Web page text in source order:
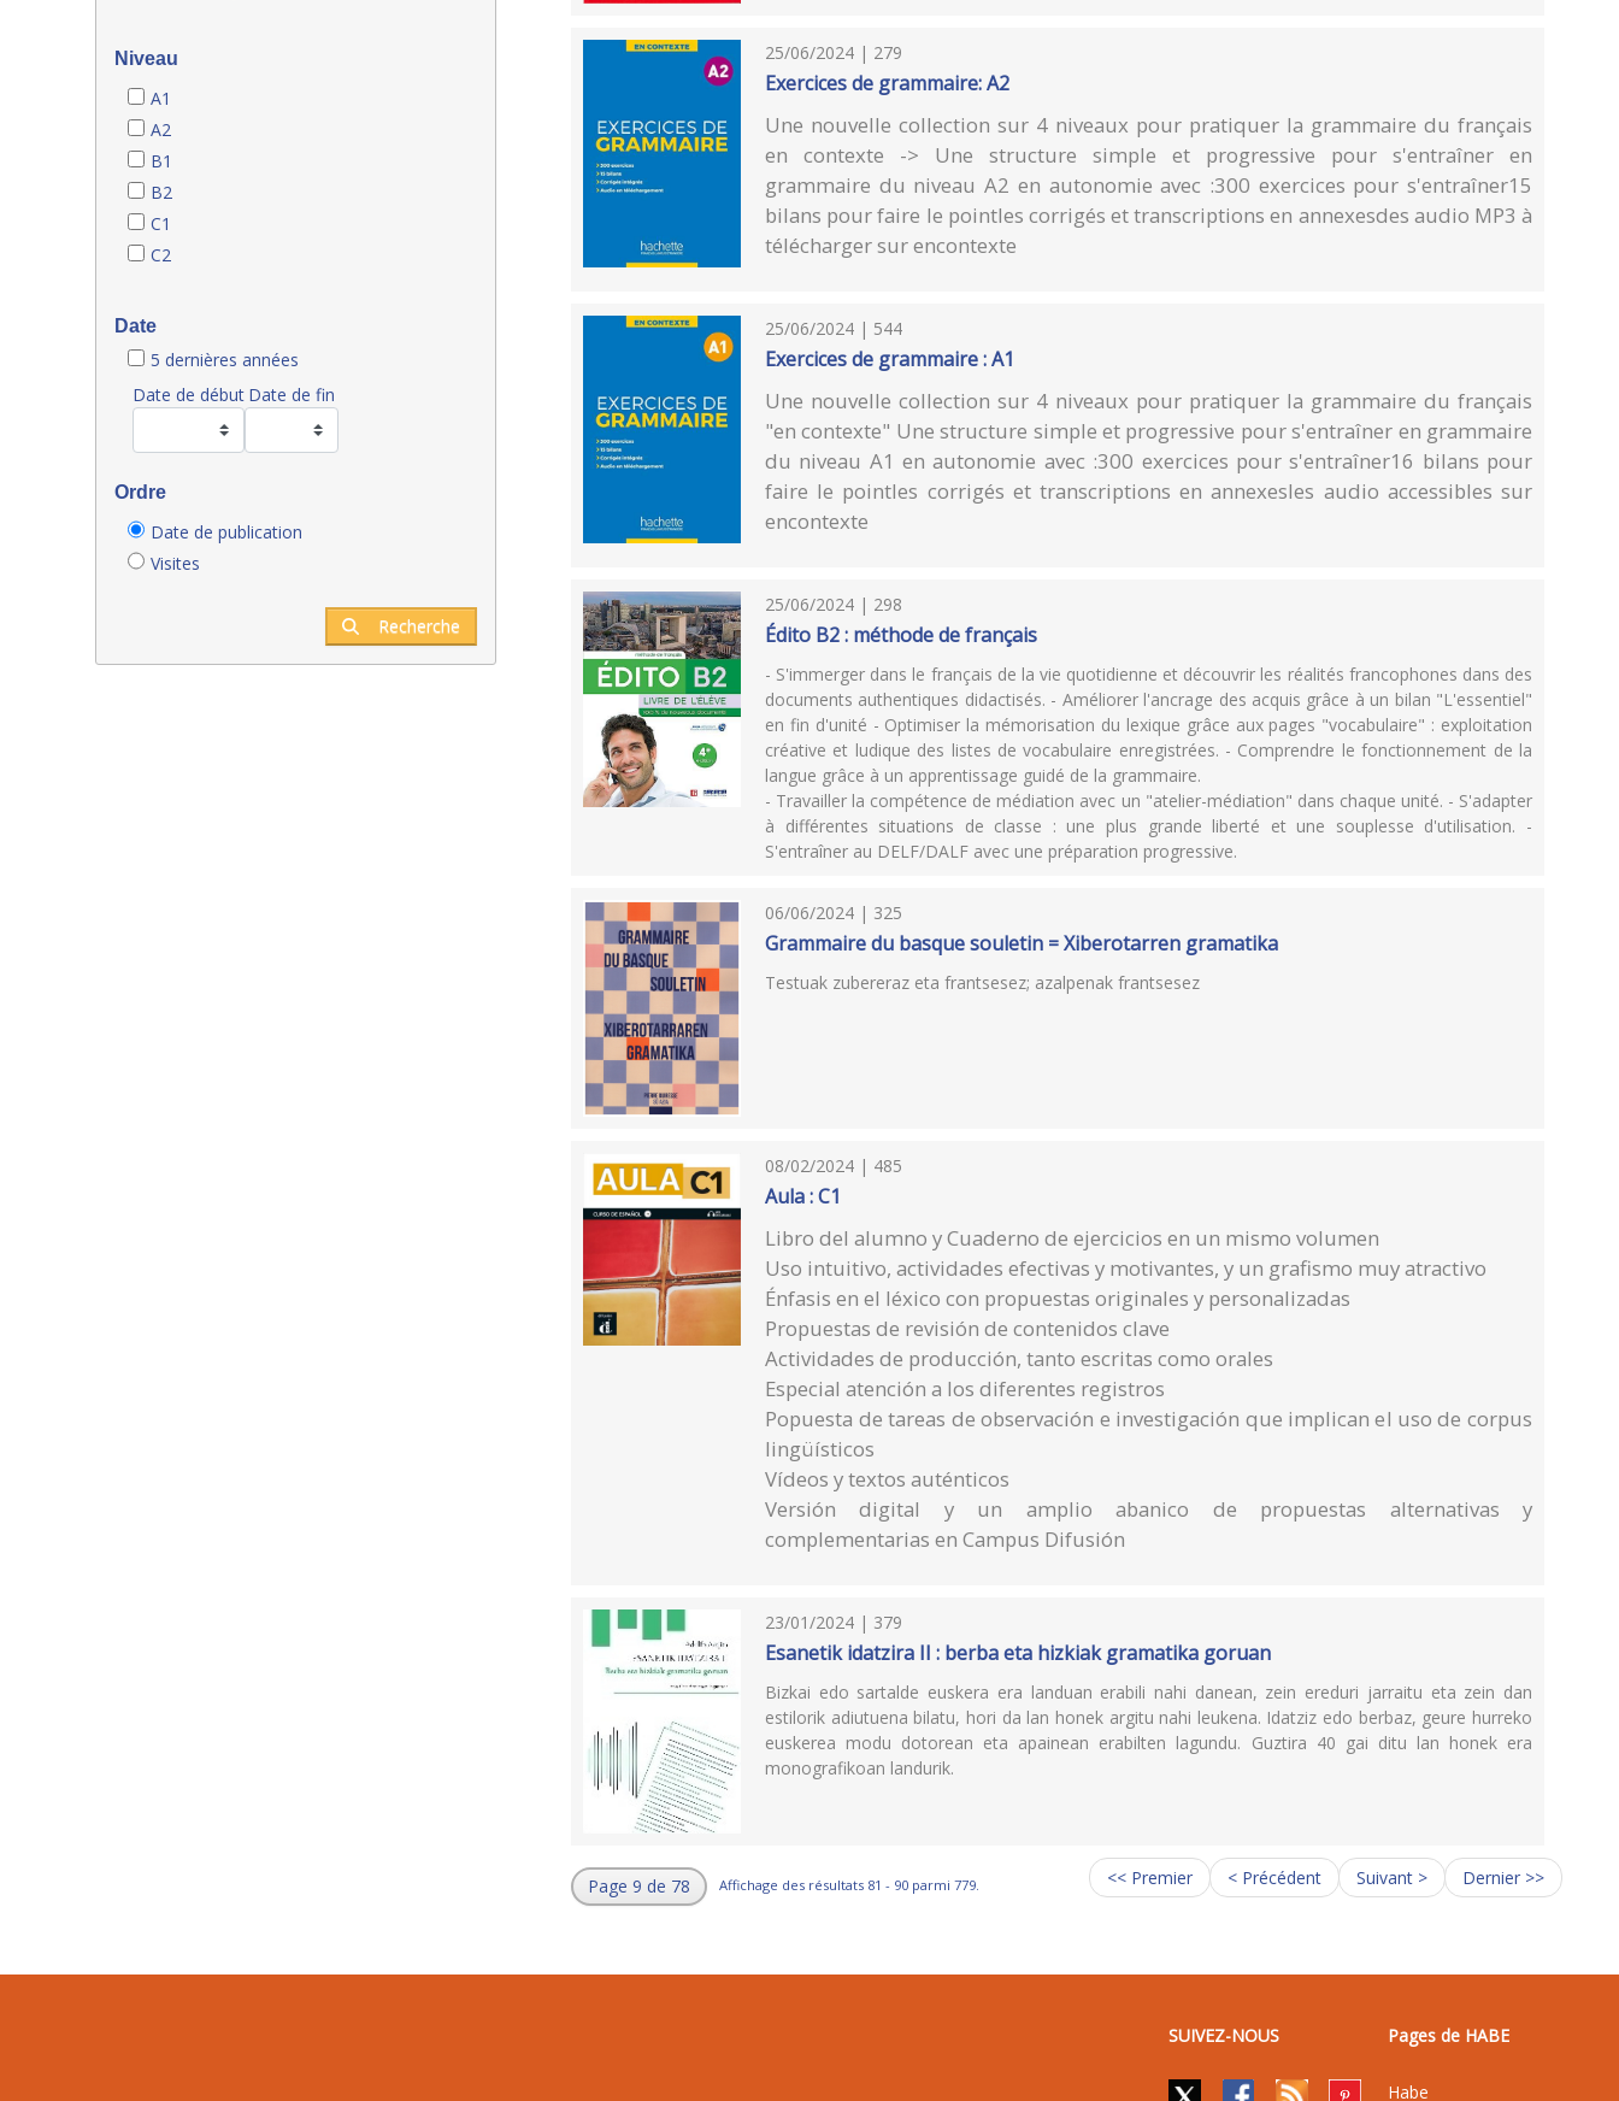
Niveau
A1
A2
B1
B2
C1
C2
Date
5 dernières années
Date de début Date de fin
Ordre
Date de publication
Visites
Recherche
25/06/2024 | 279
Exercices de grammaire: A2
Une nouvelle collection sur 4 niveaux pour pratiquer la grammaire du français
en contexte -> Une structure simple et progressive pour s'entraîner en
grammaire du niveau A2 en autonomie avec :300 exercices pour s'entraîner15
bilans pour faire le pointles corrigés et transcriptions en annexesdes audio MP3 à
télécharger sur encontexte
25/06/2024 | 544
Exercices de grammaire : A1
Une nouvelle collection sur 4 niveaux pour pratiquer la grammaire du français
"en contexte" Une structure simple et progressive pour s'entraîner en grammaire
du niveau A1 en autonomie avec :300 exercices pour s'entraîner16 bilans pour
faire le pointles corrigés et transcriptions en annexesles audio accessibles sur
encontexte
25/06/2024 | 298
Édito B2 : méthode de français
- S'immerger dans le français de la vie quotidienne et découvrir les réalités francophones dans des
documents authentiques didactisés. - Améliorer l'ancrage des acquis grâce à un bilan "L'essentiel"
en fin d'unité - Optimiser la mémorisation du lexique grâce aux pages "vocabulaire" : exploitation
créative et ludique des listes de vocabulaire enregistrées. - Comprendre le fonctionnement de la
langue grâce à un apprentissage guidé de la grammaire.
- Travailler la compétence de médiation avec un "atelier-médiation" dans chaque unité. - S'adapter
à différentes situations de classe : une plus grande liberté et une souplesse d'utilisation. -
S'entraîner au DELF/DALF avec une préparation progressive.
06/06/2024 | 325
Grammaire du basque souletin = Xiberotarren gramatika
Testuak zubereraz eta frantsesez; azalpenak frantsesez
08/02/2024 | 485
Aula : C1
Libro del alumno y Cuaderno de ejercicios en un mismo volumen
Uso intuitivo, actividades efectivas y motivantes, y un grafismo muy atractivo
Énfasis en el léxico con propuestas originales y personalizadas
Propuestas de revisión de contenidos clave
Actividades de producción, tanto escritas como orales
Especial atención a los diferentes registros
Popuesta de tareas de observación e investigación que implican el uso de corpus
lingüísticos
Vídeos y textos auténticos
Versión digital y un amplio abanico de propuestas alternativas y
complementarias en Campus Difusión
23/01/2024 | 379
Esanetik idatzira II : berba eta hizkiak gramatika goruan
Bizkai edo sartalde euskera era landuan erabili nahi danean, zein ereduri jarraitu eta zein dan
estilorik adiutuena bilatu, hori da lan honek argitu nahi leukena. Idatziz edo berbaz, geure hurreko
euskerea modu dotorean eta apainean erabilten lagundu. Guztira 40 gai ditu lan honek era
monografikoan landurik.
Page 9 de 78 Affichage des résultats 81 - 90 parmi 779. << Premier < Précédent Suivant > Dernier >>
SUIVEZ-NOUS Pages de HABE
Habe